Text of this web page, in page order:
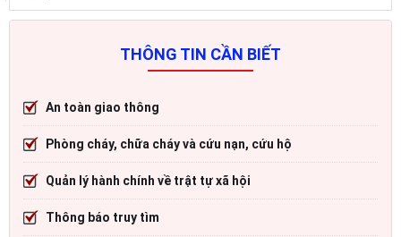
THÔNG TIN CẦN BIẾT
An toàn giao thông
Phòng cháy, chữa cháy và cứu nạn, cứu hộ
Quản lý hành chính về trật tự xã hội
Thông báo truy tìm